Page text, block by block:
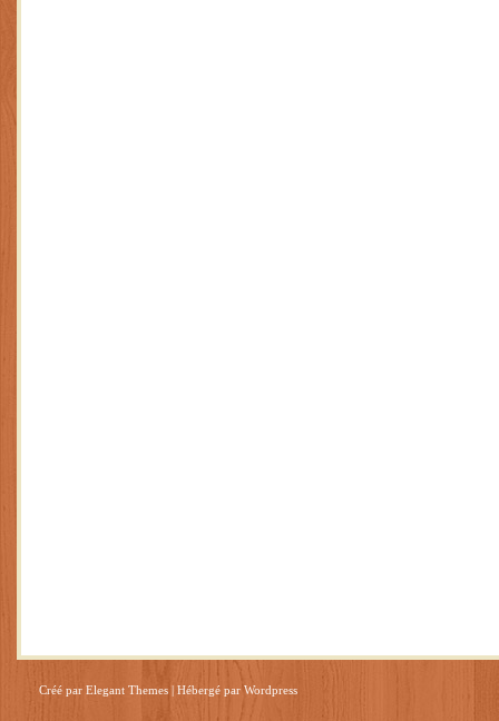
Créé par Elegant Themes | Hébergé par Wordpress